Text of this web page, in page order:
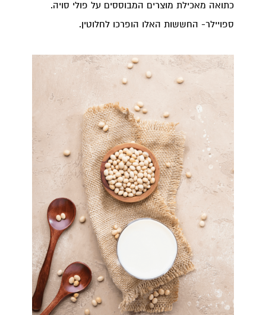
כתואה מאכילת מוצרים המבוססים על פולי סויה.
ספויילר- החששות האלו הופרכו לחלוטין.